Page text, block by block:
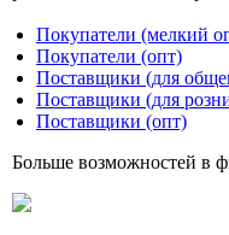
Покупатели (мелкий
Покупатели (опт)
Поставщики (для
Поставщики (для
Поставщики (опт)
Больше возможностей в